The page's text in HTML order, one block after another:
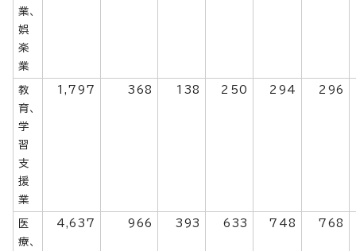
業、
娯
楽
業
教
育、
学
習
支
援
業
1,797 368 138 250 294 296
医
療、
4,637 966 393 633 748 768